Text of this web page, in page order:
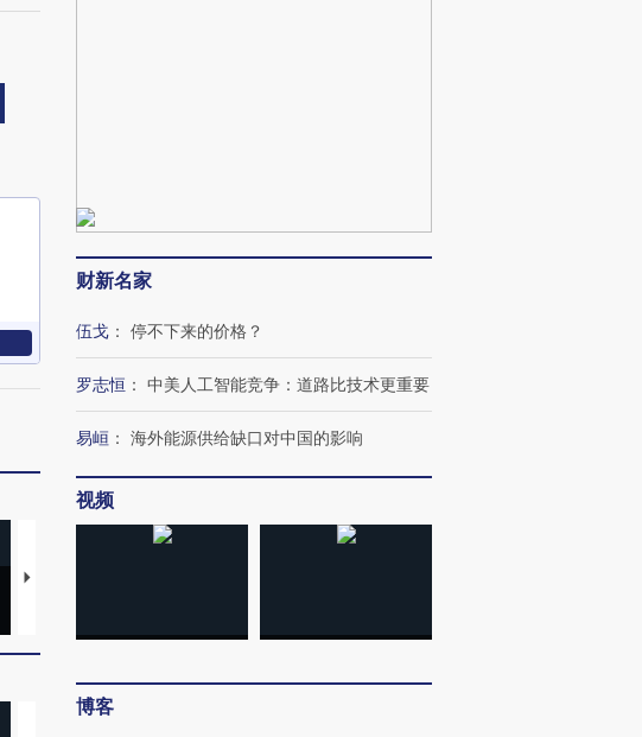
马航飞行员跨国走私7万
财新名家
伍戈 ： 停不下来的价格？
罗志恒 ： 中美人工智能竞争：道路比技术更重要
易峘 ： 海外能源供给缺口对中国的影响
视频
博客